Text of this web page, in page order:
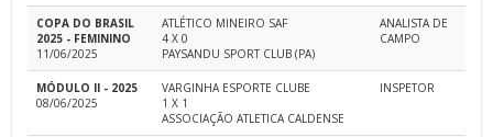
COPA DO BRASIL
2025 - FEMININO
11/06/2025
ATLÉTICO MINEIRO SAF
4 X 0
PAYSANDU SPORT CLUB (PA)
ANALISTA DE
CAMPO
MÓDULO II - 2025
08/06/2025
VARGINHA ESPORTE CLUBE
1 X 1
ASSOCIAÇÃO ATLETICA CALDENSE
INSPETOR